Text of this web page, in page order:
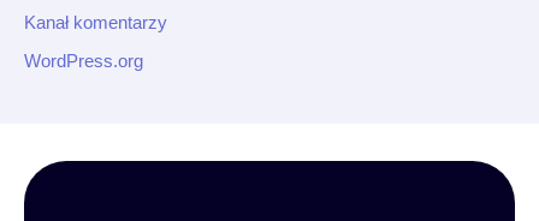
Kanał komentarzy
WordPress.org